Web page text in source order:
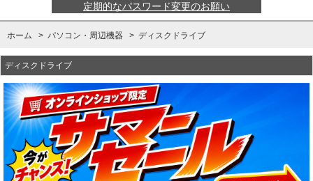
定期的なパスワード変更のお願い
ホーム > パソコン・周辺機器 > ディスクドライブ
ディスクドライブ